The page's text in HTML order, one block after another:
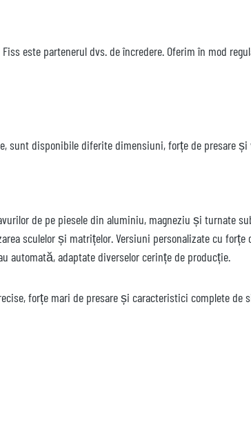
este partenerul dvs. de încredere. Oferim în mod
sunt disponibile diferite dimensiuni, forțe de presare și
de pe piesele din aluminiu, magneziu și turnate
sculelor și matrițelor. Versiuni personalizate cu
automată, adaptate diverselor cerințe de producție.
forțe mari de presare și caracteristici complete de